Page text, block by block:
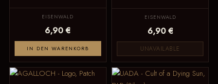
EISENWALD
6,90 €
IN DEN WARENKORB
EISENWALD
6,90 €
UNAVAILABLE